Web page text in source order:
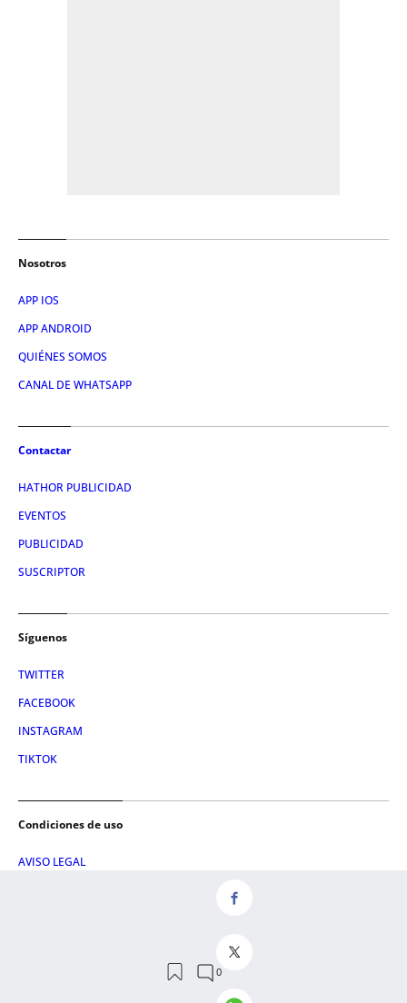
Nosotros
APP IOS
APP ANDROID
QUIÉNES SOMOS
CANAL DE WHATSAPP
Contactar
HATHOR PUBLICIDAD
EVENTOS
PUBLICIDAD
SUSCRIPTOR
Síguenos
TWITTER
FACEBOOK
INSTAGRAM
TIKTOK
Condiciones de uso
AVISO LEGAL